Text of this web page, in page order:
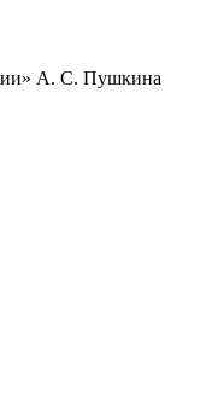
А. С. Пушкина